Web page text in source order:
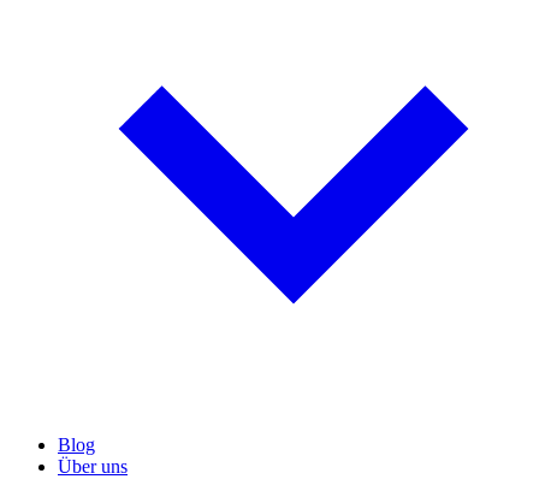
Blog
Über uns